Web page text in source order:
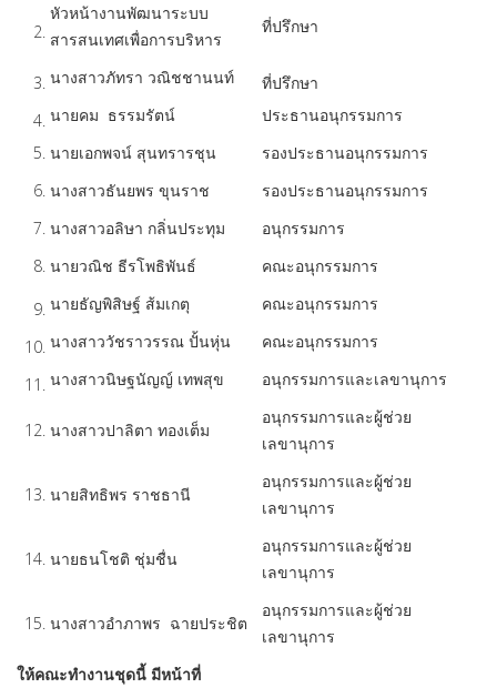
2.
หัวหน้างานพัฒนาระบบ
สารสนเทศเพื่อการบริหาร
ที่ปรึกษา
3. นางสาวภัทรา วณิชชานนท์
ที่ปรึกษา
4. นายคม ธรรมรัตน์
ประธานอนุกรรมการ
5. นายเอกพจน์ สุนทรารชุน รองประธานอนุกรรมการ
6. นางสาวธันยพร ขุนราช รองประธานอนุกรรมการ
7. นางสาวอลิษา กลิ่นประทุม
อนุกรรมการ
8. นายวณิช ธีรโพธิพันธ์ คณะอนุกรรมการ
9. นายธัญพิสิษฐ์ ส้มเกตุ คณะอนุกรรมการ
10. นางสาววัชราวรรณ ปั้นหุ่น คณะอนุกรรมการ
11. นางสาวนิษฐนัญญ์ เทพสุข อนุกรรมการและเลขานุการ
12. นางสาวปาลิตา ทองเต็ม
อนุกรรมการและผู้ช่วย
เลขานุการ
13. นายสิทธิพร ราชธานี
อนุกรรมการและผู้ช่วย
เลขานุการ
14. นายธนโชติ ชุ่มชื่น
อนุกรรมการและผู้ช่วย
เลขานุการ
15. นางสาวอำภาพร ฉายประชิต
อนุกรรมการและผู้ช่วย
เลขานุการ
ให้คณะทำงานชุดนี้ มีหน้าที่